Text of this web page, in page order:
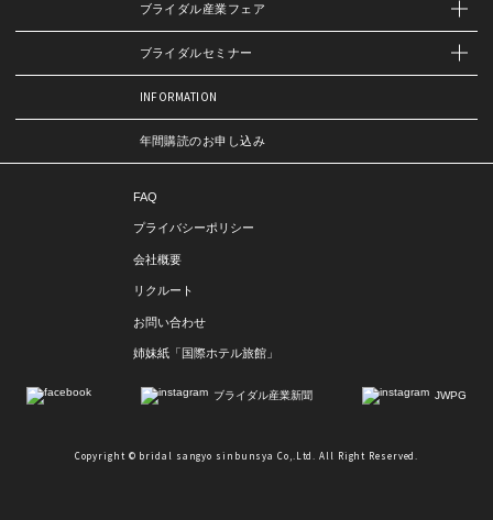
ブライダル産業フェア
ブライダルセミナー
INFORMATION
年間購読のお申し込み
FAQ
プライバシーポリシー
会社概要
リクルート
お問い合わせ
姉妹紙「国際ホテル旅館」
ブライダル産業新聞 JWPG
Copyright © bridal sangyo sinbunsya Co,.Ltd. All Right Reserved.